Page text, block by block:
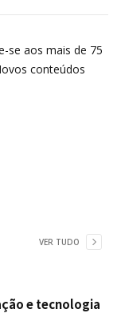
se aos mais de 75
conteúdos
VER TUDO
e tecnologia